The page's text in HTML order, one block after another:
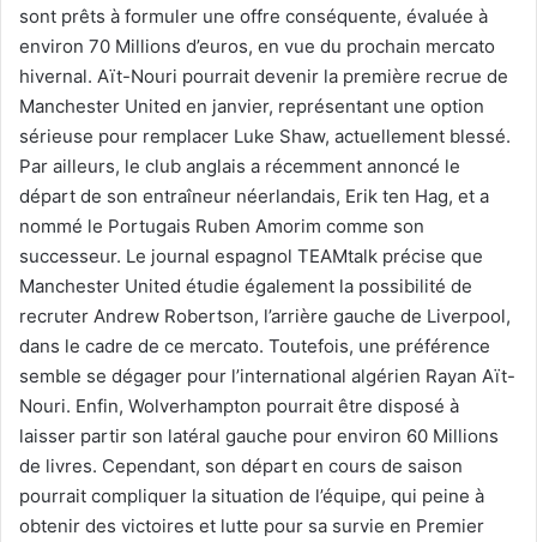
sont prêts à formuler une offre conséquente, évaluée à
environ 70 Millions d’euros, en vue du prochain mercato
hivernal. Aït-Nouri pourrait devenir la première recrue de
Manchester United en janvier, représentant une option
sérieuse pour remplacer Luke Shaw, actuellement blessé.
Par ailleurs, le club anglais a récemment annoncé le
départ de son entraîneur néerlandais, Erik ten Hag, et a
nommé le Portugais Ruben Amorim comme son
successeur. Le journal espagnol TEAMtalk précise que
Manchester United étudie également la possibilité de
recruter Andrew Robertson, l’arrière gauche de Liverpool,
dans le cadre de ce mercato. Toutefois, une préférence
semble se dégager pour l’international algérien Rayan Aït-
Nouri. Enfin, Wolverhampton pourrait être disposé à
laisser partir son latéral gauche pour environ 60 Millions
de livres. Cependant, son départ en cours de saison
pourrait compliquer la situation de l’équipe, qui peine à
obtenir des victoires et lutte pour sa survie en Premier